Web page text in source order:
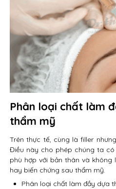
Phân loại chất làm
thẩm mỹ
Trên thực tế, cùng là filler
Điều này cho phép chúng ta
phù hợp với bản thân và
hay biến chứng sau thẩm mỹ.
Phân loại chất làm đầy dựa